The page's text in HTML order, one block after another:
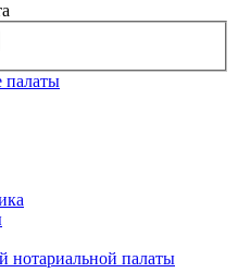
палаты
нотариальной палаты